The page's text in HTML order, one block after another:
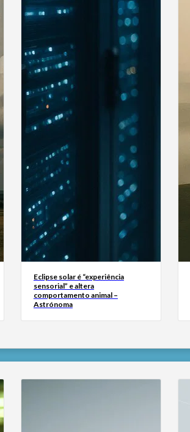
Eclipse solar é “experiência
sensorial” e altera
comportamento animal –
Astrónoma